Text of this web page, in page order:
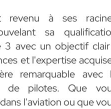
revenu à ses
sa
3 avec un objectif
et l'expertise
remarquable avec
de pilotes. Que
l'aviation ou que